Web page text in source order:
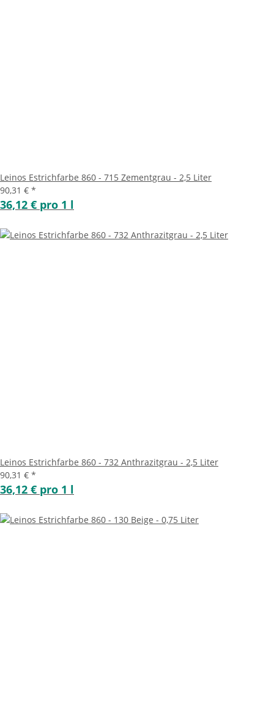
Leinos Estrichfarbe 860 - 715 Zementgrau - 2,5 Liter
90,31 € *
36,12 € pro 1 l
Leinos Estrichfarbe 860 - 732 Anthrazitgrau - 2,5 Liter
90,31 € *
36,12 € pro 1 l